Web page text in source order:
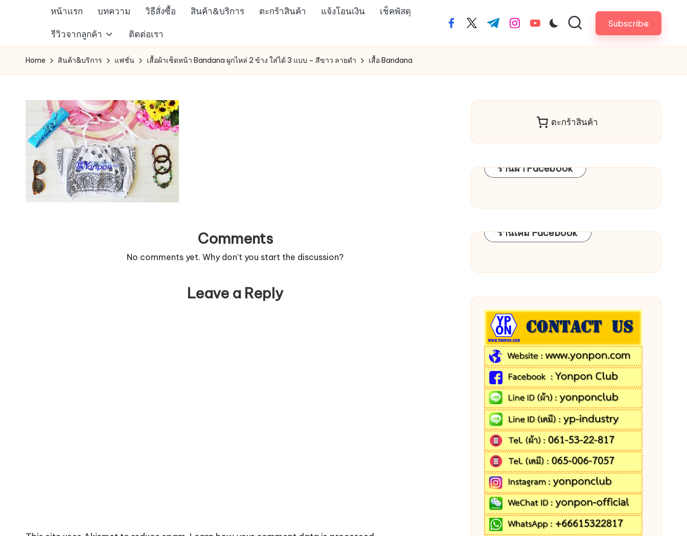
content
สรรพ
สินค้า
ออนไลน์
การ
ช็อป
หน้าแรก บทความ วิธีสั่งซื้อ สินค้า&บริการ ตะกร้าสินค้า แจ้งโอนเงิน เช็คพัสดุ
รีวิวจากลูกค้า ติดต่อเรา
facebook.com
twitter.com
t.me instagram.com
youtube.com Subscribe
Home สินค้า&บริการ แฟชั่น เสื้อผ้าเช็ดหน้า Bandana ผูกไหล่ 2 ข้าง ใส่ได้ 3 แบบ – สีขาว ลายดำ เสื้อ Bandana
Comments
No comments yet. Why don’t you start the discussion?
Leave a Reply
ตะกร้าสินค้า
ร้านผ้า Facebook
ร้านเคมี Facebook